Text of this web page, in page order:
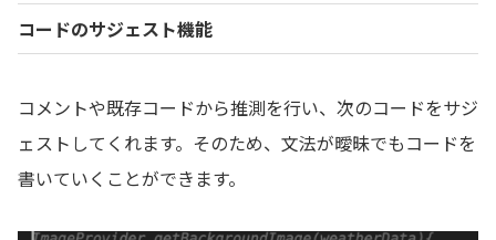
コードのサジェスト機能
コメントや既存コードから推測を行い、次のコードをサジ
ェストしてくれます。そのため、文法が曖昧でもコードを
書いていくことができます。